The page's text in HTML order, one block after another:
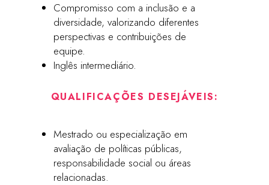
Compromisso com a inclusão e a
diversidade, valorizando diferentes
perspectivas e contribuições de
equipe.
Inglês intermediário.
QUALIFICAÇÕES DESEJÁVEIS:
Mestrado ou especialização em
avaliação de políticas públicas,
responsabilidade social ou áreas
relacionadas.